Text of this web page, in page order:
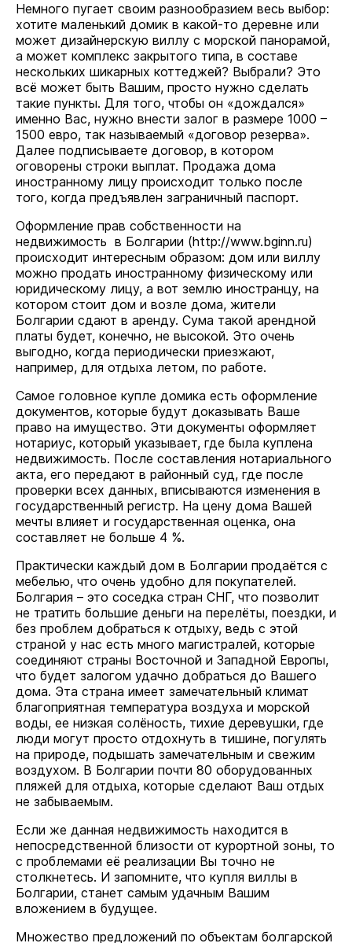
Немного пугает своим разнообразием весь выбор:
хотите маленький домик в какой-то деревне или
может дизайнерскую виллу с морской панорамой,
а может комплекс закрытого типа, в составе
нескольких шикарных коттеджей? Выбрали? Это
всё может быть Вашим, просто нужно сделать
такие пункты. Для того, чтобы он «дождался»
именно Вас, нужно внести залог в размере 1000 –
1500 евро, так называемый «договор резерва».
Далее подписываете договор, в котором
оговорены строки выплат. Продажа дома
иностранному лицу происходит только после
того, когда предъявлен заграничный паспорт.
Оформление прав собственности на
недвижимость в Болгарии (http://www.bginn.ru)
происходит интересным образом: дом или виллу
можно продать иностранному физическому или
юридическому лицу, а вот землю иностранцу, на
котором стоит дом и возле дома, жители
Болгарии сдают в аренду. Сума такой арендной
платы будет, конечно, не высокой. Это очень
выгодно, когда периодически приезжают,
например, для отдыха летом, по работе.
Самое головное купле домика есть оформление
документов, которые будут доказывать Ваше
право на имущество. Эти документы оформляет
нотариус, который указывает, где была куплена
недвижимость. После составления нотариального
акта, его передают в районный суд, где после
проверки всех данных, вписываются изменения в
государственный регистр. На цену дома Вашей
мечты влияет и государственная оценка, она
составляет не больше 4 %.
Практически каждый дом в Болгарии продаётся с
мебелью, что очень удобно для покупателей.
Болгария – это соседка стран СНГ, что позволит
не тратить большие деньги на перелёты, поездки, и
без проблем добраться к отдыху, ведь с этой
страной у нас есть много магистралей, которые
соединяют страны Восточной и Западной Европы,
что будет залогом удачно добраться до Вашего
дома. Эта страна имеет замечательный климат
благоприятная температура воздуха и морской
воды, ее низкая солёность, тихие деревушки, где
люди могут просто отдохнуть в тишине, погулять
на природе, подышать замечательным и свежим
воздухом. В Болгарии почти 80 оборудованных
пляжей для отдыха, которые сделают Ваш отдых
не забываемым.
Если же данная недвижимость находится в
непосредственной близости от курортной зоны, то
с проблемами её реализации Вы точно не
столкнетесь. И запомните, что купля виллы в
Болгарии, станет самым удачным Вашим
вложением в будущее.
Множество предложений по объектам болгарской